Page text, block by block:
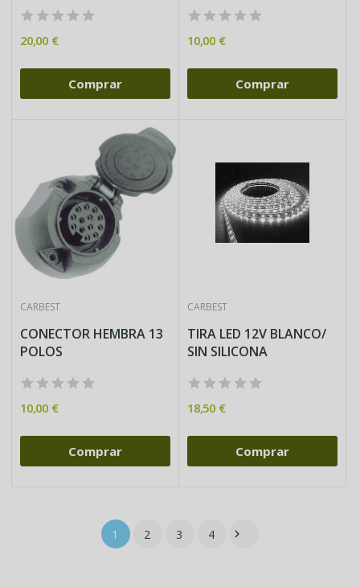
20,00 €
Comprar
10,00 €
Comprar
CARBEST
CONECTOR HEMBRA 13
POLOS
10,00 €
Comprar
CARBEST
TIRA LED 12V BLANCO/
SIN SILICONA
18,50 €
Comprar
1 2 3 4 